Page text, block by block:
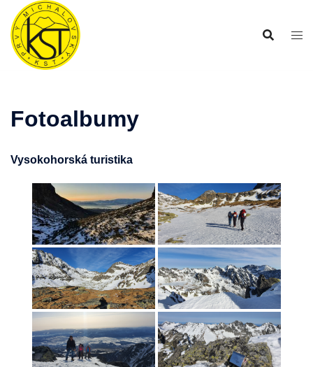
Preskočiť
obsah
Fotoalbumy
Vysokohorská turistika